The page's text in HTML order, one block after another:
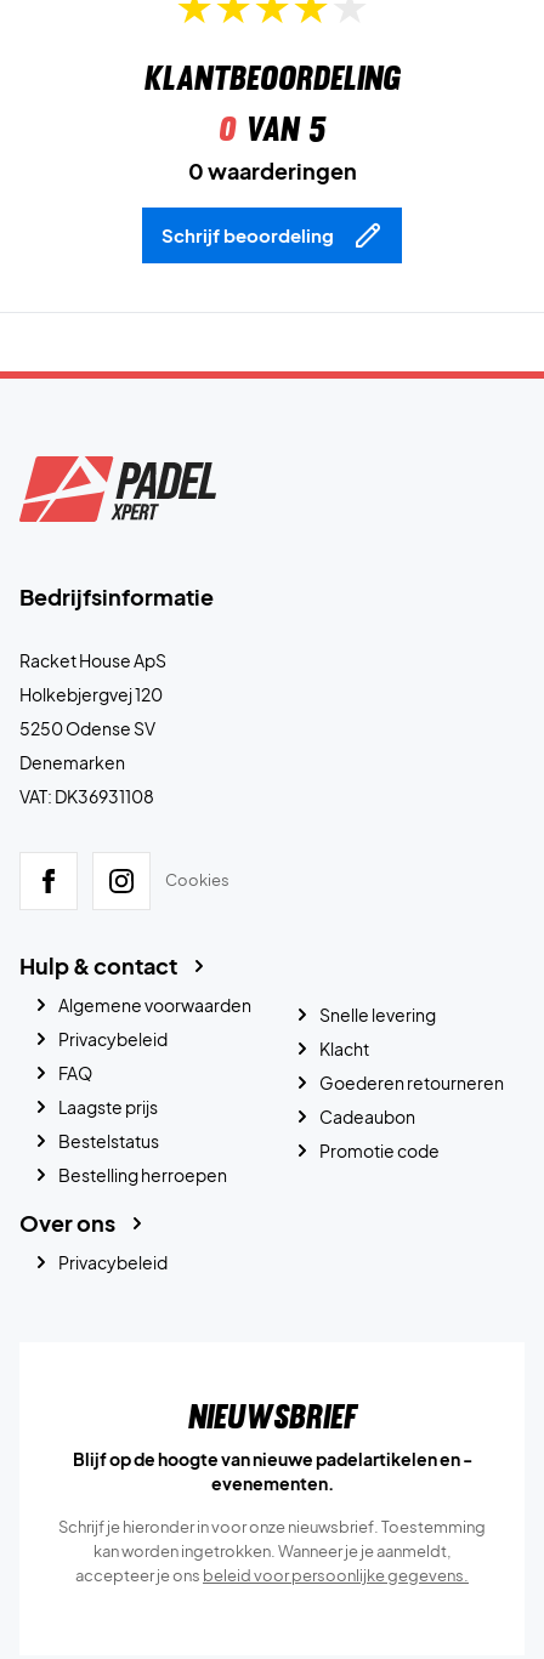
Klantbeoordeling
0van 5
0 waarderingen
Schrijf beoordeling
Bedrijfsinformatie
Racket House ApS
Holkebjergvej 120
5250 Odense SV
Denemarken
VAT: DK36931108
Cookies
Hulp & contact
Algemene voorwaarden
Privacybeleid
FAQ
Laagste prijs
Bestelstatus
Bestelling herroepen
Snelle levering
Klacht
Goederen retourneren
Cadeaubon
Promotie code
Over ons
Privacybeleid
Nieuwsbrief
Blijf op de hoogte van nieuwe padelartikelen en -
evenementen.
Schrijf je hieronder in voor onze nieuwsbrief. Toestemming
kan worden ingetrokken. Wanneer je je aanmeldt,
accepteer je ons beleid voor persoonlijke gegevens.